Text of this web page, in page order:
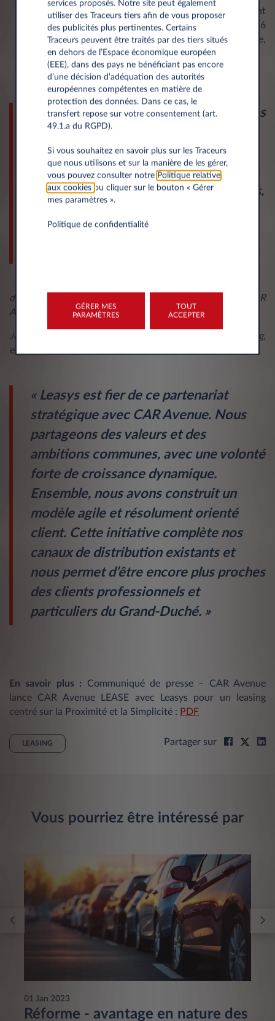
une expérience client de proximité couvrant
l’entièreté du territoire luxembourgeois avec ses 6
concessions automobiles (show-room, après-vente,
carrosserie…)
« Avec cette alliance, nous unissons nos
deux expertises pour proposer à nos
clients une approche complète et
personnalisée en matière de
financement de véhicule et de services.
Avenue, garant d’une relation simple,
déclare Thierry Lonziano, Chief Operating Officer de CAR
Avenue.
Joel Fernandes, Managing Director de Leasys Luxembourg,
explique :
« Leasys est fier de ce partenariat
stratégique avec CAR Avenue. Nous
partageons des valeurs et des
ambitions communes, avec une volonté
forte de croissance dynamique.
Ensemble, nous avons construit un
modèle agile et résolument orienté
client. Cette initiative complète nos
canaux de distribution existants et
nous permet d’être encore plus proches
des clients professionnels et
particuliers du Grand-Duché. »
En savoir plus : Communiqué de presse – CAR Avenue
lance CAR Avenue LEASE avec Leasys pour un leasing
centré sur la Proximité et la Simplicité : PDF
LEASING Partager sur
Vous pourriez être intéressé par
01 Jan 2023
Réforme - avantage en nature des
services proposés. Notre site peut également
utiliser des Traceurs tiers afin de vous proposer
des publicités plus pertinentes. Certains
Traceurs peuvent être traités par des tiers situés
en dehors de l’Espace économique européen
(EEE), dans des pays ne bénéficiant pas encore
d’une décision d’adéquation des autorités
européennes compétentes en matière de
protection des données. Dans ce cas, le
transfert repose sur votre consentement (art.
49.1.a du RGPD).
Si vous souhaitez en savoir plus sur les Traceurs
que nous utilisons et sur la manière de les gérer,
vous pouvez consulter notre Politique relative
aux cookies ou cliquer sur le bouton « Gérer
mes paramètres ».
Politique de confidentialité
GÉRER MES
PARAMÈTRES
TOUT
ACCEPTER